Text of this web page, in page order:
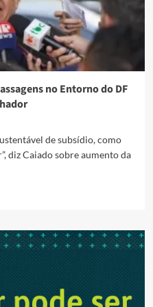
no Entorno do DF
de subsídio, como
diz Caiado sobre aumento da